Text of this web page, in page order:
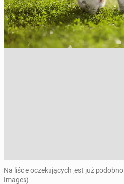
Na liście oczekujących jest już
Images)